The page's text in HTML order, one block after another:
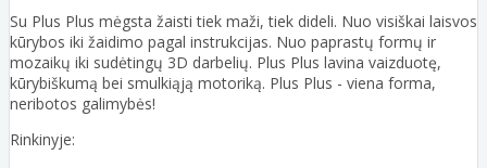
Su Plus Plus mėgsta žaisti tiek maži, tiek dideli. Nuo visiškai laisvos
kūrybos iki žaidimo pagal instrukcijas. Nuo paprastų formų ir
mozaikų iki sudėtingų 3D darbelių. Plus Plus lavina vaizduotę,
kūrybiškumą bei smulkiąją motoriką. Plus Plus - viena forma,
neribotos galimybės!
Rinkinyje: